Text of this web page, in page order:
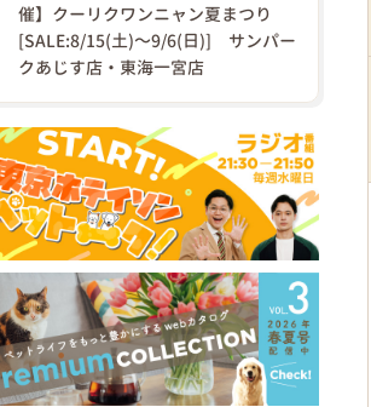
催】クーリクワンニャン夏まつり
[SALE:8/15(土)～9/6(日)] サンパー
クあじす店・東海一宮店